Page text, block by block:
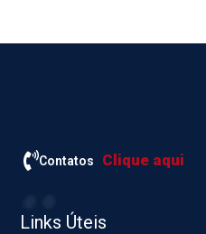
Contatos Clique aqui
Links Úteis